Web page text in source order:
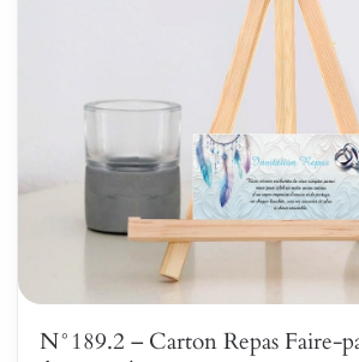
N°189.2 – Carton Repas Faire-